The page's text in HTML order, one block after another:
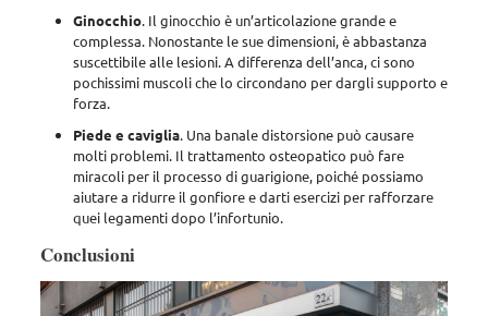
Ginocchio. Il ginocchio è un’articolazione grande e
complessa. Nonostante le sue dimensioni, è abbastanza
suscettibile alle lesioni. A differenza dell’anca, ci sono
pochissimi muscoli che lo circondano per dargli supporto e
forza.
Piede e caviglia. Una banale distorsione può causare
molti problemi. Il trattamento osteopatico può fare
miracoli per il processo di guarigione, poiché possiamo
aiutare a ridurre il gonfiore e darti esercizi per rafforzare
quei legamenti dopo l’infortunio.
Conclusioni